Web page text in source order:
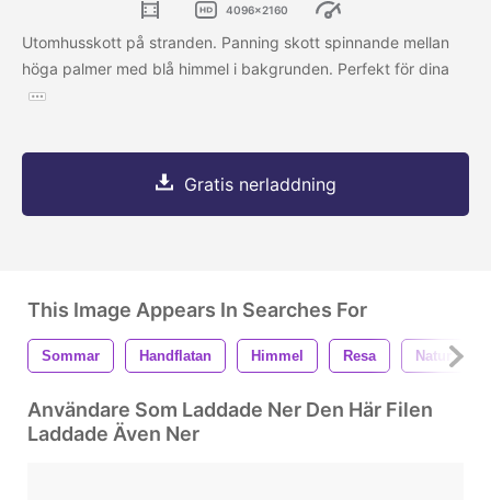
4096x2160
Utomhusskott på stranden. Panning skott spinnande mellan
höga palmer med blå himmel i bakgrunden. Perfekt för dina
Gratis nerladdning
This Image Appears In Searches For
Sommar Handflatan Himmel Resa Natur
Användare Som Laddade Ner Den Här Filen
Laddade Även Ner